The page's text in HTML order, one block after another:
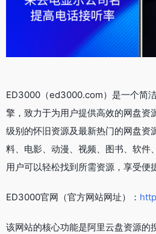
ED3000（ed3000.com）是一个简
擎，致力于为用户提供高效的网盘资
级别的怀旧资源及最新热门的网盘资
料、电影、动漫、视频、图书、软件
用户可以轻松找到所需资源，享受便
ED3000官网（官方网站网址）：
该网站的核心功能是阿里云盘资源的